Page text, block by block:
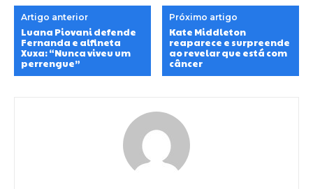
Artigo anterior
Luana Piovani defende
Fernanda e alfineta
Xuxa: “Nunca viveu um
perrengue”
Próximo artigo
Kate Middleton
reaparece e surpreende
ao revelar que está com
câncer